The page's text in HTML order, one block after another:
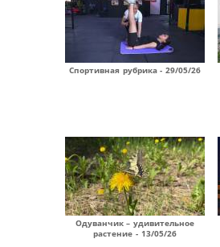
Спортивная рубрика - 29/05/26
Одуванчик – удивительное
растение - 13/05/26